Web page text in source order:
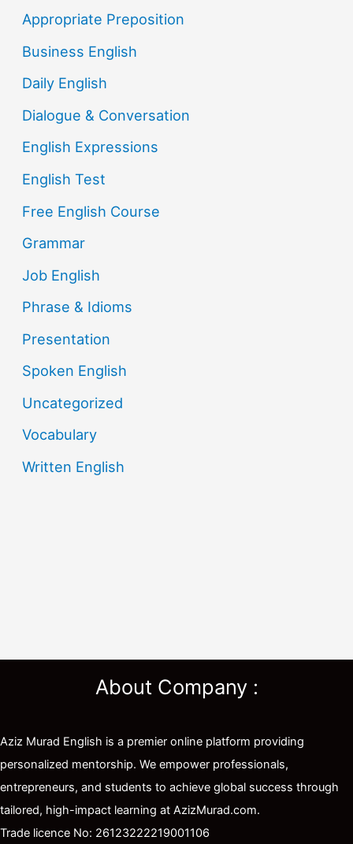
Appropriate Preposition
Business English
Daily English
Dialogue & Conversation
English Expressions
English Test
Free English Course
Grammar
Job English
Phrase & Idioms
Presentation
Spoken English
Uncategorized
Vocabulary
Written English
About Company :
Aziz Murad English is a premier online platform providing
personalized mentorship. We empower professionals,
entrepreneurs, and students to achieve global success through
tailored, high-impact learning at AzizMurad.com.
Trade licence No: 26123222219001106